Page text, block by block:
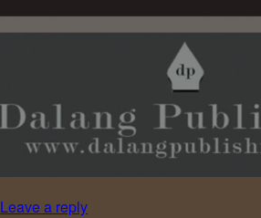
Leave a reply